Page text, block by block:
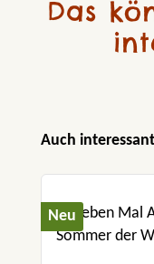
Das
Produktgalerie
Auch interessant
Neu